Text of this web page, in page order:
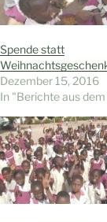
Spende statt
Dezember 15, 2016
In "Berichte aus